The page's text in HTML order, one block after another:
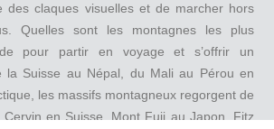
des claques visuelles et de marcher hors
Quelles sont les montagnes les plus
pour partir en voyage et s’offrir un
la Suisse au Népal, du Mali au Pérou en
les massifs montagneux regorgent de
en Suisse, Mont Fuji au Japon, Fitz